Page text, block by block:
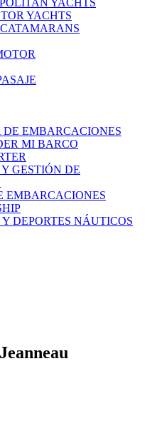
YACHTS
YACHTS
EMBARCACIONES
MI BARCO
GESTIÓN DE
EMBARCACIONES
DEPORTES NÁUTICOS